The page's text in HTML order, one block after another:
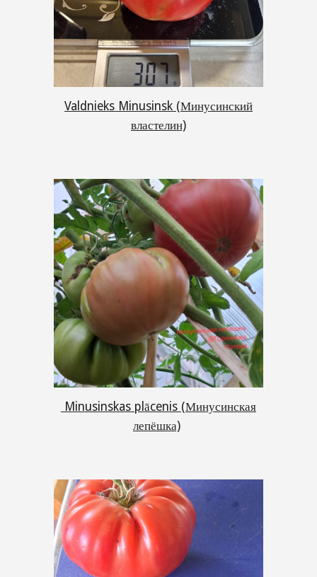
Valdnieks Minusinsk (Минусинский
властелин)
Minusinskas plācenis (Минусинская
лепёшка)